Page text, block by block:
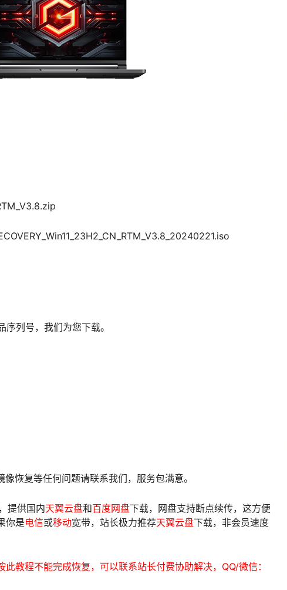
列号，我们为您下载。
恢复等任何问题请联系我们，服务包满意。
提供国内天翼云盘和百度网盘下载，网盘支持断点续传，这方便
你是电信或移动宽带，站长极力推荐天翼云盘下载，非会员速度
教程不能完成恢复，可以联系站长付费协助解决，QQ/微信：